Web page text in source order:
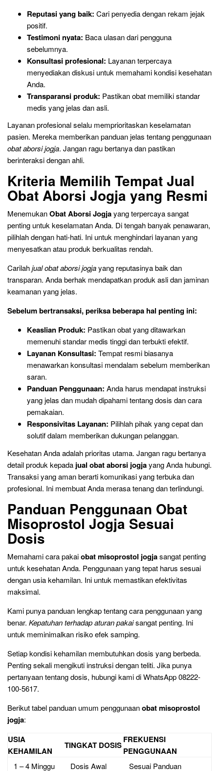
Reputasi yang baik: Cari penyedia dengan rekam jejak
positif.
Testimoni nyata: Baca ulasan dari pengguna
sebelumnya.
Konsultasi profesional: Layanan terpercaya
menyediakan diskusi untuk memahami kondisi kesehatan
Anda.
Transparansi produk: Pastikan obat memiliki standar
medis yang jelas dan asli.
Layanan profesional selalu memprioritaskan keselamatan
pasien. Mereka memberikan panduan jelas tentang penggunaan
obat aborsi jogja. Jangan ragu bertanya dan pastikan
berinteraksi dengan ahli.
Kriteria Memilih Tempat Jual
Obat Aborsi Jogja yang Resmi
MenemukanObat Aborsi Jogjayang terpercaya sangat
penting untuk keselamatan Anda. Di tengah banyak penawaran,
pilihlah dengan hati-hati. Ini untuk menghindari layanan yang
menyesatkan atau produk berkualitas rendah.
Carilahjual obat aborsi jogjayang reputasinya baik dan
transparan. Anda berhak mendapatkan produk asli dan jaminan
keamanan yang jelas.
Sebelum bertransaksi, periksa beberapa hal penting ini:
Keaslian Produk: Pastikan obat yang ditawarkan
memenuhi standar medis tinggi dan terbukti efektif.
Layanan Konsultasi: Tempat resmi biasanya
menawarkan konsultasi mendalam sebelum memberikan
saran.
Panduan Penggunaan: Anda harus mendapat instruksi
yang jelas dan mudah dipahami tentang dosis dan cara
pemakaian.
Responsivitas Layanan: Pilihlah pihak yang cepat dan
solutif dalam memberikan dukungan pelanggan.
Kesehatan Anda adalah prioritas utama. Jangan ragu bertanya
detail produk kepada jual obat aborsi jogjayang Anda hubungi.
Transaksi yang aman berarti komunikasi yang terbuka dan
profesional. Ini membuat Anda merasa tenang dan terlindungi.
Panduan Penggunaan Obat
Misoprostol Jogja Sesuai
Dosis
Memahami cara pakaiobat misoprostol jogjasangat penting
untuk kesehatan Anda. Penggunaan yang tepat harus sesuai
dengan usia kehamilan. Ini untuk memastikan efektivitas
maksimal.
Kami punya panduan lengkap tentang cara penggunaan yang
benar. Kepatuhan terhadap aturan pakaisangat penting. Ini
untuk meminimalkan risiko efek samping.
Setiap kondisi kehamilan membutuhkan dosis yang berbeda.
Penting sekali mengikuti instruksi dengan teliti. Jika punya
pertanyaan tentang dosis, hubungi kami di WhatsApp 08222-
100-5617.
Berikut tabel panduan umum penggunaanobat misoprostol
jogja:
USIA
KEHAMILAN
TINGKAT DOSIS
FREKUENSI
PENGGUNAAN
1 – 4 Minggu Dosis Awal Sesuai Panduan